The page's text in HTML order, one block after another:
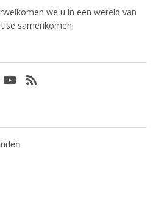
we u in een wereld van
samenkomen.